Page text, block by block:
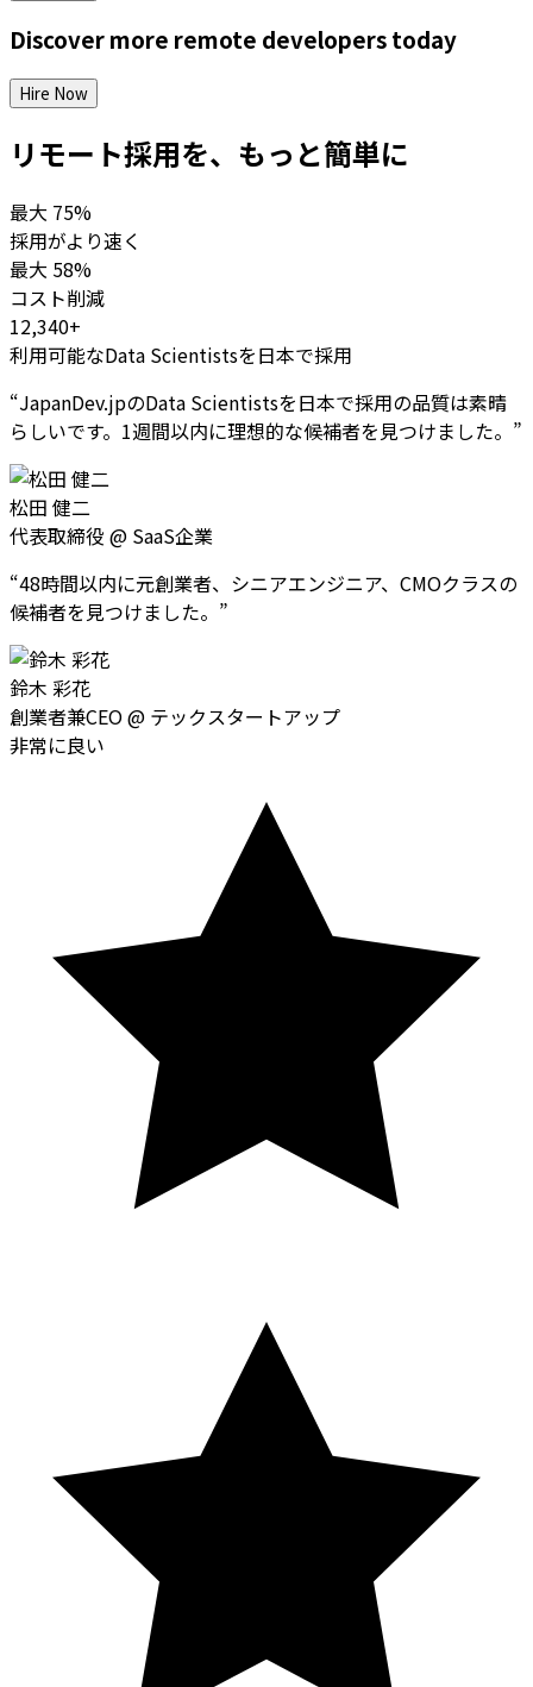
Discover more remote developerstoday
Hire Now
リモート採用を、もっと簡単に
最大 75%
採用がより速く
最大 58%
コスト削減
12,340+
利用可能なData Scientistsを日本で採用
“JapanDev.jpのData Scientistsを日本で採用の品質は素晴
らしいです。1週間以内に理想的な候補者を見つけました。 ”
松田 健二
代表取締役 @ SaaS企業
“48時間以内に元創業者、シニアエンジニア、CMOクラスの
候補者を見つけました。 ”
鈴木 彩花
創業者兼CEO@ テックスタートアップ
非常に良い